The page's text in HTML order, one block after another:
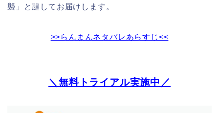
襲」と題してお届けします。
>>らんまんネタバレあらすじ<<
＼無料トライアル実施中／